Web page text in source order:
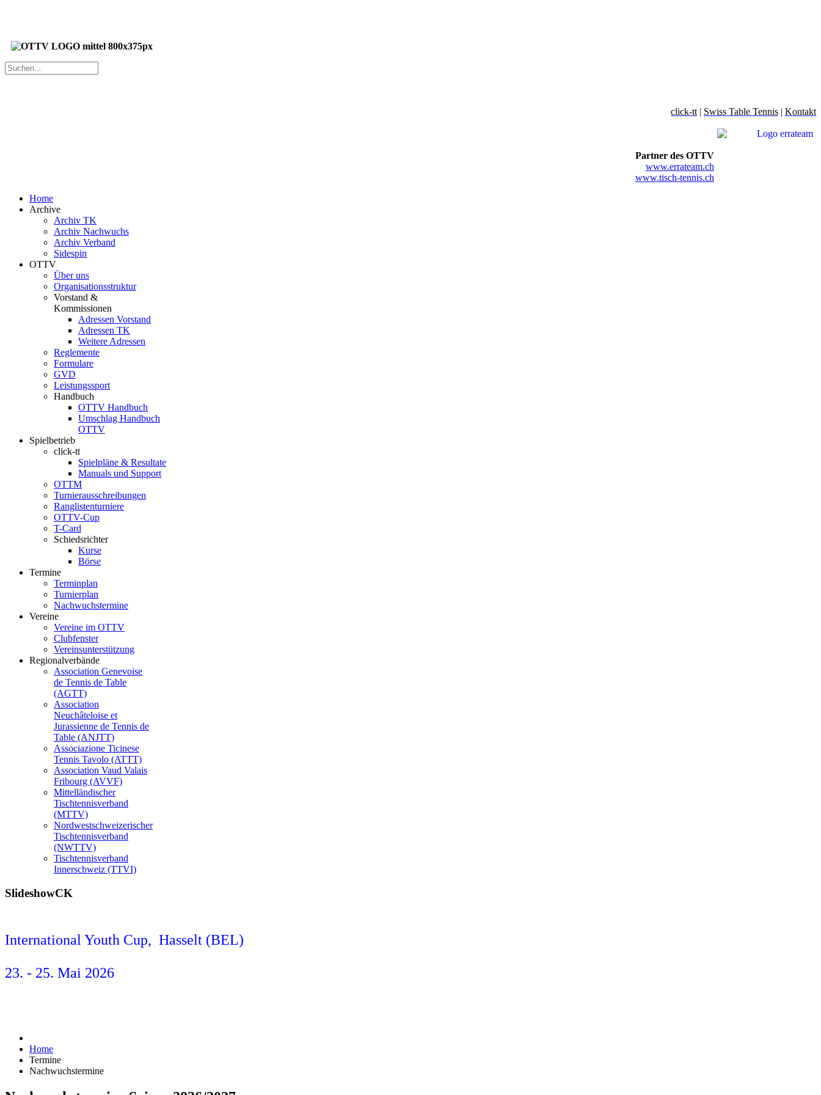
click-tt | Swiss Table Tennis | Kontakt
Partner des OTTV
www.errateam.ch
www.tisch-tennis.ch
Home
Archive
Archiv TK
Archiv Nachwuchs
Archiv Verband
Sidespin
OTTV
Über uns
Organisationsstruktur
Vorstand &
Kommissionen
Adressen Vorstand
Adressen TK
Weitere Adressen
Reglemente
Formulare
GVD
Leistungssport
Handbuch
OTTV Handbuch
Umschlag Handbuch
OTTV
Spielbetrieb
click-tt
Spielpläne & Resultate
Manuals und Support
OTTM
Turnierausschreibungen
Ranglistenturniere
OTTV-Cup
T-Card
Schiedsrichter
Kurse
Börse
Termine
Terminplan
Turnierplan
Nachwuchstermine
Vereine
Vereine im OTTV
Clubfenster
Vereinsunterstützung
Regionalverbände
Association Genevoise
de Tennis de Table
(AGTT)
Association
Neuchâteloise et
Jurassienne de Tennis de
Table (ANJTT)
Associazione Ticinese
Tennis Tavolo (ATTT)
Association Vaud Valais
Fribourg (AVVF)
Mittelländischer
Tischtennisverband
(MTTV)
Nordwestschweizerischer
Tischtennisverband
(NWTTV)
Tischtennisverband
Innerschweiz (TTVI)
SlideshowCK
International Youth Cup, Hasselt (BEL)
23. - 25. Mai 2026
Home
Termine
Nachwuchstermine